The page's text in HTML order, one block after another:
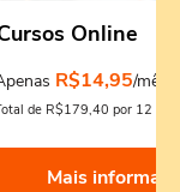
Online
R$14,95/mês
de R$179,40 por 12
Mais